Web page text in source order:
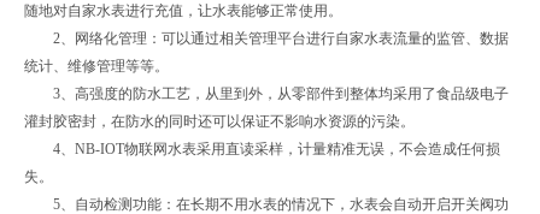
随地对自家水表进行充值，让水表能够正常使用。
2、网络化管理：可以通过相关管理平台进行自家水表流量的监管、数据
统计、维修管理等等。
3、高强度的防水工艺，从里到外，从零部件到整体均采用了食品级电子
灌封胶密封，在防水的同时还可以保证不影响水资源的污染。
4、NB-IOT物联网水表采用直读采样，计量精准无误，不会造成任何损
失。
5、自动检测功能：在长期不用水表的情况下，水表会自动开启开关阀功